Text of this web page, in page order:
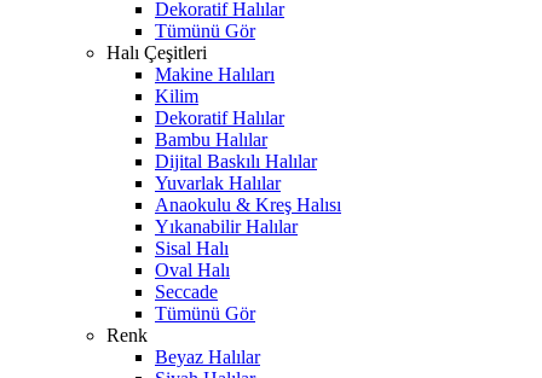
Dekoratif Halılar
Tümünü Gör
Halı Çeşitleri
Makine Halıları
Kilim
Dekoratif Halılar
Bambu Halılar
Dijital Baskılı Halılar
Yuvarlak Halılar
Anaokulu & Kreş Halısı
Yıkanabilir Halılar
Sisal Halı
Oval Halı
Seccade
Tümünü Gör
Renk
Beyaz Halılar